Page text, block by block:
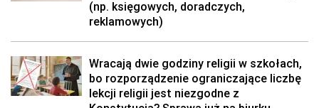
(np. księgowych, doradczych,
reklamowych)
Wracają dwie godziny religii w szkołach,
bo rozporządzenie ograniczające liczbę
lekcji religii jest niezgodne z